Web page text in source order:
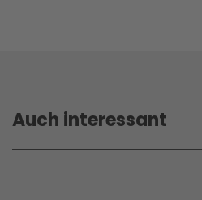
Auch interessant